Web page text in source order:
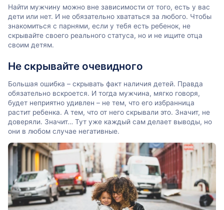
Найти мужчину можно вне зависимости от того, есть у вас
дети или нет. И не обязательно хвататься за любого. Чтобы
знакомиться с парнями, если у тебя есть ребенок, не
скрывайте своего реального статуса, но и не ищите отца
своим детям.
Не скрывайте очевидного
Большая ошибка – скрывать факт наличия детей. Правда
обязательно вскроется. И тогда мужчина, мягко говоря,
будет неприятно удивлен – не тем, что его избранница
растит ребенка. А тем, что от него скрывали это. Значит, не
доверяли. Значит… Тут уже каждый сам делает выводы, но
они в любом случае негативные.